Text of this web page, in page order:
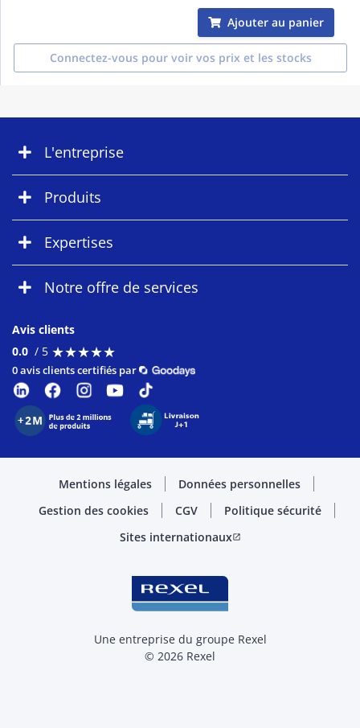
Ajouter au panier
Connectez-vous pour voir vos prix et les stocks
L'entreprise
Produits
Expertises
Notre offre de services
Avis clients
0.0 / 5 ★★★★★
★★★★★
0 avis clients certifiés par
Mentions légales
Données personnelles
Gestion des cookies
CGV
Politique sécurité
Sites internationauxopen_in_new
Une entreprise du groupe Rexel
© 2026 Rexel